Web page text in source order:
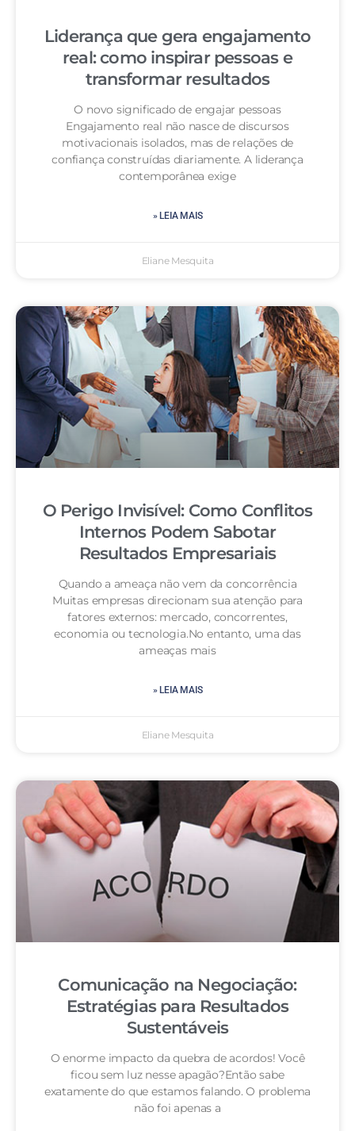
Liderança que gera engajamento
real: como inspirar pessoas e
transformar resultados
O novo significado de engajar pessoas
Engajamento real não nasce de discursos
motivacionais isolados, mas de relações de
confiança construídas diariamente. A liderança
contemporânea exige
» LEIA MAIS
Eliane Mesquita
O Perigo Invisível: Como Conflitos
Internos Podem Sabotar
Resultados Empresariais
Quando a ameaça não vem da concorrência
Muitas empresas direcionam sua atenção para
fatores externos: mercado, concorrentes,
economia ou tecnologia.No entanto, uma das
ameaças mais
» LEIA MAIS
Eliane Mesquita
Comunicação na Negociação:
Estratégias para Resultados
Sustentáveis
O enorme impacto da quebra de acordos! Você
ficou sem luz nesse apagão?Então sabe
exatamente do que estamos falando. O problema
não foi apenas a